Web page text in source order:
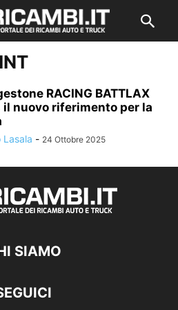
RACING BATTLAX
il nuovo riferimento per la
Lasala - 24 Ottobre 2025
SIAMO